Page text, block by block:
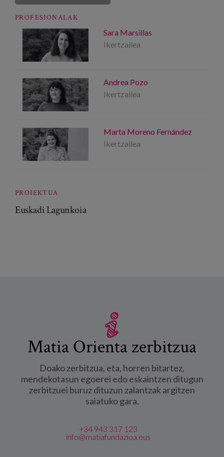
PROFESIONALAK
Sara Marsillas
Ikertzailea
Andrea Pozo
Ikertzailea
Marta Moreno Fernández
Ikertzailea
PROIEKTUA
Euskadi Lagunkoia
Matia Orienta zerbitzua
Doako zerbitzua, eta, horren bitartez,
mendekotasun egoerei edo eskaintzen ditugun
zerbitzuei buruz dituzun zalantzak argitzen
saiatuko gara.
+34 943 317 123
info@matiafundazioa.eus